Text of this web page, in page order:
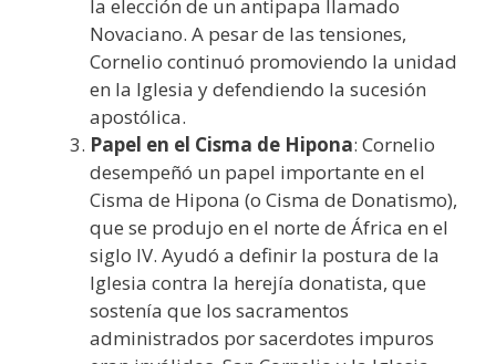
la elección de un antipapa llamado
Novaciano. A pesar de las tensiones,
Cornelio continuó promoviendo la unidad
en la Iglesia y defendiendo la sucesión
apostólica.
Papel en el Cisma de Hipona: Cornelio
desempeñó un papel importante en el
Cisma de Hipona (o Cisma de Donatismo),
que se produjo en el norte de África en el
siglo IV. Ayudó a definir la postura de la
Iglesia contra la herejía donatista, que
sostenía que los sacramentos
administrados por sacerdotes impuros